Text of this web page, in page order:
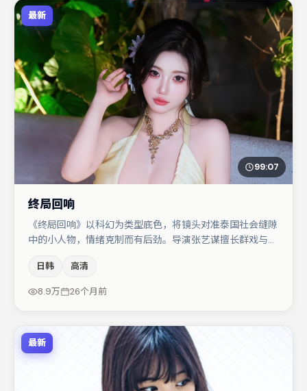
最新
99:07
终局回响
《终局回响》以科幻为类型底色，将镜头对准泰国社会缝隙
中的小人物，情绪克制而有后劲。导演张艺谋擅长群戏与空
括文淇、于和伟、张子枫等，角色动机前后呼应，适合喜欢
抠台词与伏笔的观众。整体完成度较高，适合周末一口气追
日韩 高清
8.9万 26个月前
最新